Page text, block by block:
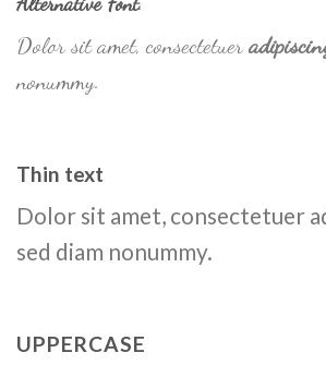
Dolor sit amet, consectetuer
nonummy.
Thin text
Dolor sit amet, consectetuer
sed diam nonummy.
UPPERCASE